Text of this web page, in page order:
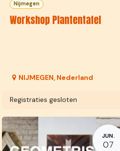
Nijmegen
Workshop Plantentafel
NIJMEGEN, Nederland
Registraties gesloten
JUN.
07